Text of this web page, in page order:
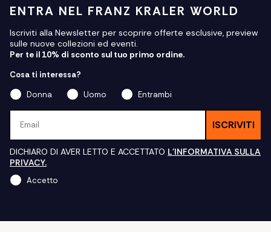
ENTRA NEL FRANZ KRALER WORLD
Iscriviti alla Newsletter per scoprire offerte esclusive, preview
sulle nuove collezioni ed eventi.
Per te il 10% di sconto sul tuo primo ordine.
Cosa ti interessa?
Donna
Uomo
Entrambi
ISCRIVITI
DICHIARO DI AVER LETTO E ACCETTATO L'INFORMATIVA SULLA
PRIVACY.
Accetto